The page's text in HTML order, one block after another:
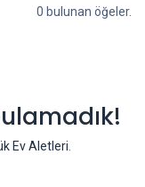
0 bulunan öğeler.
Ev Aletleri